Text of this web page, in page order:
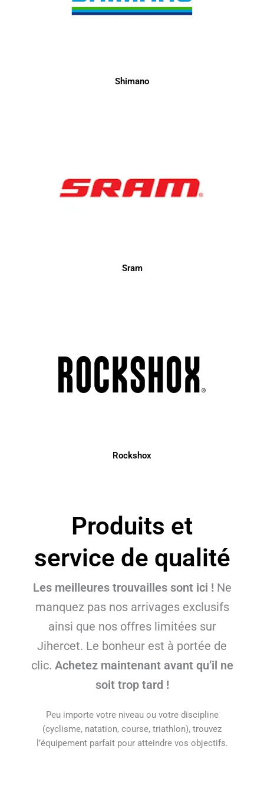
Shimano
Sram
Rockshox
Produits et
service de qualité
Les meilleures trouvailles sont ici ! Ne
manquez pas nos arrivages exclusifs
ainsi que nos offres limitées sur
Jihercet. Le bonheur est à portée de
clic. Achetez maintenant avant qu’il ne
soit trop tard !
Peu importe votre niveau ou votre discipline
(cyclisme, natation, course, triathlon), trouvez
l’équipement parfait pour atteindre vos objectifs.